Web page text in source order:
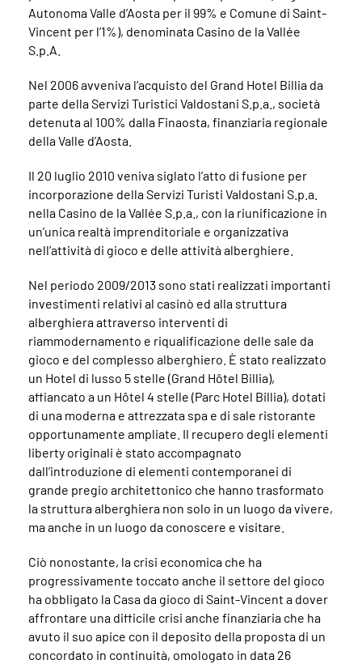
Autonoma Valle d’Aosta per il 99% e Comune di Saint-
Vincent per l’1%), denominata Casino de la Vallée
S.p.A.
Nel 2006 avveniva l’acquisto del Grand Hotel Billia da
parte della Servizi Turistici Valdostani S.p.a., società
detenuta al 100% dalla Finaosta, finanziaria regionale
della Valle d’Aosta.
Il 20 luglio 2010 veniva siglato l’atto di fusione per
incorporazione della Servizi Turisti Valdostani S.p.a.
nella Casino de la Vallée S.p.a., con la riunificazione in
un’unica realtà imprenditoriale e organizzativa
nell’attività di gioco e delle attività alberghiere.
Nel periodo 2009/2013 sono stati realizzati importanti
investimenti relativi al casinò ed alla struttura
alberghiera attraverso interventi di
riammodernamento e riqualificazione delle sale da
gioco e del complesso alberghiero. È stato realizzato
un Hotel di lusso 5 stelle (Grand Hôtel Billia),
affiancato a un Hôtel 4 stelle (Parc Hotel Billia), dotati
di una moderna e attrezzata spa e di sale ristorante
opportunamente ampliate. Il recupero degli elementi
liberty originali è stato accompagnato
dall’introduzione di elementi contemporanei di
grande pregio architettonico che hanno trasformato
la struttura alberghiera non solo in un luogo da vivere,
ma anche in un luogo da conoscere e visitare.
Ciò nonostante, la crisi economica che ha
progressivamente toccato anche il settore del gioco
ha obbligato la Casa da gioco di Saint-Vincent a dover
affrontare una difficile crisi anche finanziaria che ha
avuto il suo apice con il deposito della proposta di un
concordato in continuità, omologato in data 26